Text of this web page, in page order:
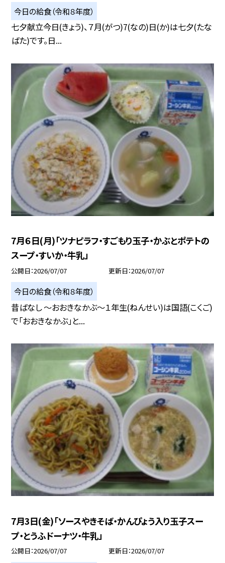
今日の給食（令和８年度）
七夕献立今日(きょう)、７月(がつ)7(なの)日(か)は七夕(たな
ばた)です。日...
7月６日(月)「ツナピラフ・すごもり玉子・かぶとポテトの
スープ・すいか・牛乳」
公開日 2026/07/07 更新日 2026/07/07
今日の給食（令和８年度）
昔ばなし ～おおきなかぶ～１年生(ねんせい)は国語(こくご)
で「おおきなかぶ」と...
7月3日(金)「ソースやきそば・かんぴょう入り玉子スー
プ・とうふドーナツ・牛乳」
公開日 2026/07/07 更新日 2026/07/07